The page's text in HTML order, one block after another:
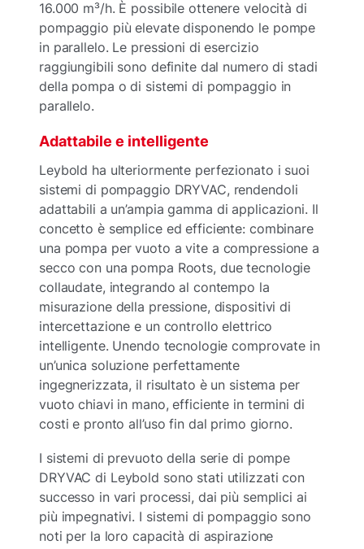
16.000 m³/h. È possibile ottenere velocità di
pompaggio più elevate disponendo le pompe
in parallelo. Le pressioni di esercizio
raggiungibili sono definite dal numero di stadi
della pompa o di sistemi di pompaggio in
parallelo.
Adattabile e intelligente
Leybold ha ulteriormente perfezionato i suoi
sistemi di pompaggio DRYVAC, rendendoli
adattabili a un’ampia gamma di applicazioni. Il
concetto è semplice ed efficiente: combinare
una pompa per vuoto a vite a compressione a
secco con una pompa Roots, due tecnologie
collaudate, integrando al contempo la
misurazione della pressione, dispositivi di
intercettazione e un controllo elettrico
intelligente. Unendo tecnologie comprovate in
un’unica soluzione perfettamente
ingegnerizzata, il risultato è un sistema per
vuoto chiavi in mano, efficiente in termini di
costi e pronto all’uso fin dal primo giorno.
I sistemi di prevuoto della serie di pompe
DRYVAC di Leybold sono stati utilizzati con
successo in vari processi, dai più semplici ai
più impegnativi. I sistemi di pompaggio sono
noti per la loro capacità di aspirazione